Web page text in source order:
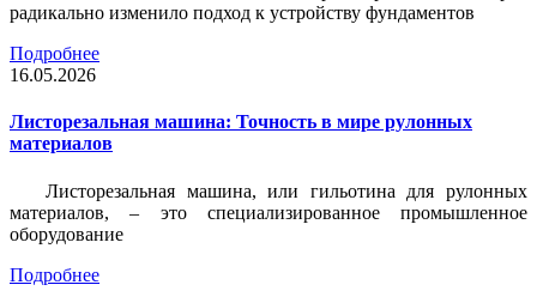
радикально изменило подход к устройству фундаментов
Подробнее
16.05.2026
Листорезальная машина: Точность в мире рулонных
материалов
Листорезальная машина, или гильотина для рулонных
материалов, – это специализированное промышленное
оборудование
Подробнее